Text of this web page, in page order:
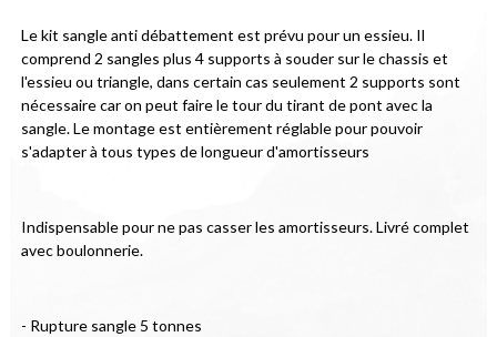
Le kit sangle anti débattement est prévu pour un essieu. Il
comprend 2 sangles plus 4 supports à souder sur le chassis et
l'essieu ou triangle, dans certain cas seulement 2 supports sont
nécessaire car on peut faire le tour du tirant de pont avec la
sangle. Le montage est entièrement réglable pour pouvoir
s'adapter à tous types de longueur d'amortisseurs
Indispensable pour ne pas casser les amortisseurs. Livré complet
avec boulonnerie.
- Rupture sangle 5 tonnes